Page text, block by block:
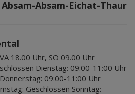
Absam-Absam-Eichat-Thaur
VA 18.00 Uhr, SO 09.00 Uhr
Dienstag: 09:00-11:00 Uhr
09:00-11:00 Uhr
Geschlossen Sonntag: